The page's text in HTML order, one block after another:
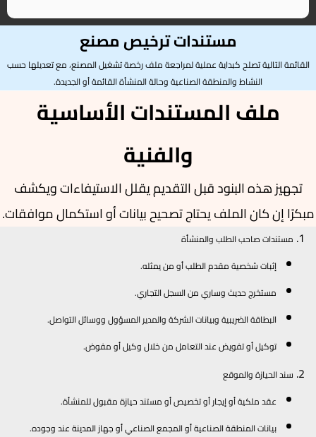
مستندات ترخيص مصنع
القائمة التالية تصلح كبداية عملية لمراجعة ملف رخصة تشغيل المصنع، مع تعديلها حسب
النشاط والمنطقة الصناعية وحالة المنشأة القائمة أو الجديدة.
ملف المستندات الأساسية
والفنية
تجهيز هذه البنود قبل التقديم يقلل الاستيفاءات ويكشف
مبكرًا إن كان الملف يحتاج تصحيح بيانات أو استكمال موافقات.
مستندات صاحب الطلب والمنشأة
إثبات شخصية مقدم الطلب أو من يمثله.
مستخرج حديث وساري من السجل التجاري.
البطاقة الضريبية وبيانات الشركة والمدير المسؤول ووسائل التواصل.
توكيل أو تفويض عند التعامل من خلال وكيل أو مفوض.
سند الحيازة والموقع
عقد ملكية أو إيجار أو تخصيص أو مستند حيازة مقبول للمنشأة.
بيانات المنطقة الصناعية أو المجمع الصناعي أو جهاز المدينة عند وجوده.